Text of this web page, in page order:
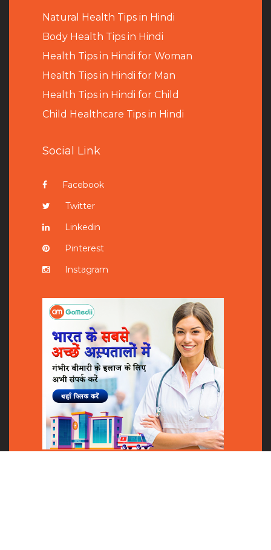
Natural Health Tips in Hindi
Body Health Tips in Hindi
Health Tips in Hindi for Woman
Health Tips in Hindi for Man
Health Tips in Hindi for Child
Child Healthcare Tips in Hindi
Social Link
Facebook
Twitter
Linkedin
Pinterest
Instagram